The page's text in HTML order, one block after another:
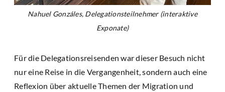
Nahuel Gonzáles, Delegationsteilnehmer (interaktive
Exponate)
Für die Delegationsreisenden war dieser Besuch nicht
nur eine Reise in die Vergangenheit, sondern auch eine
Reflexion über aktuelle Themen der Migration und